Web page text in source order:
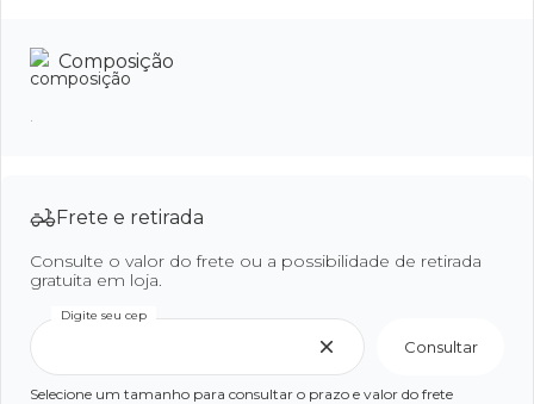
Composição
Frete e retirada
Consulte o valor do frete ou a possibilidade de retirada
gratuita em loja.
Digite seu cep
Consultar
Selecione um tamanho para consultar o prazo e valor do frete